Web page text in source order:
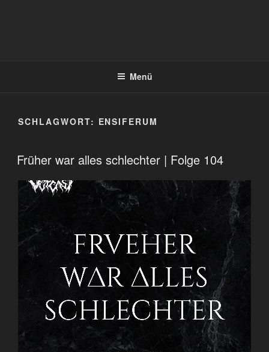
Menü
SCHLAGWORT: ENSIFERUM
Früher war alles schlechter | Folge 104